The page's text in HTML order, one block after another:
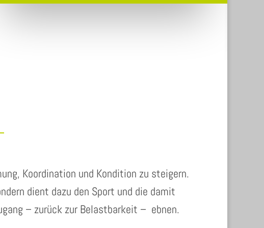
Koordination und Kondition zu steigern.
dient dazu den Sport und die damit
– zurück zur Belastbarkeit – ebnen.